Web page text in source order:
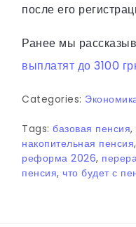
после его
Ранее мы
выплатят до 3100
Categories:
Tags: базовая пенсия,
накопительная пенсия,
реформа 2026,
пенсия, что будет с